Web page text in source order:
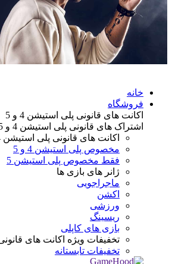
خانه
فروشگاه
اکانت های قانونی پلی استیشن 4 و 5
اشتراک های قانونی پلی استیشن 4 و 5
اکانت های قانونی پلی استیشن 4 و 5
مخصوص پلی استیشن 4 و 5
فقط مخصوص پلی استیشن 5
ژانر های بازی ها
ماجراجویی
اکشن
ورزشی
ریسینگ
بازی های کاپلی
تخفیفات ویژه اکانت های
تخفیفات تابستانه